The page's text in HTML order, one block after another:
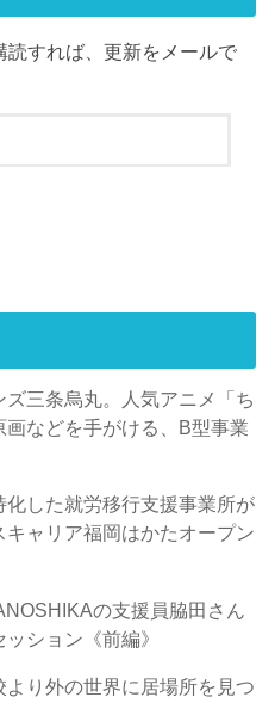
読すれば、更新をメールで
ズ三条烏丸。人気アニメ「ち
画などを手がける、B型事業
化した就労移行支援事業所が
キャリア福岡はかたオープン
の支援員脇田さん
ション《前編》
より外の世界に居場所を見つ